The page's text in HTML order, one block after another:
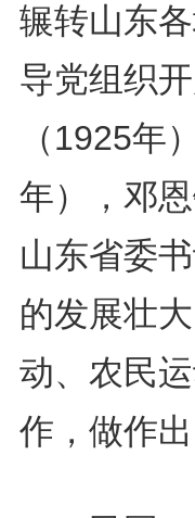
辗转山东
导党组织
（1925年
年），邓
山东省委
的发展壮
动、农民
作，做作出